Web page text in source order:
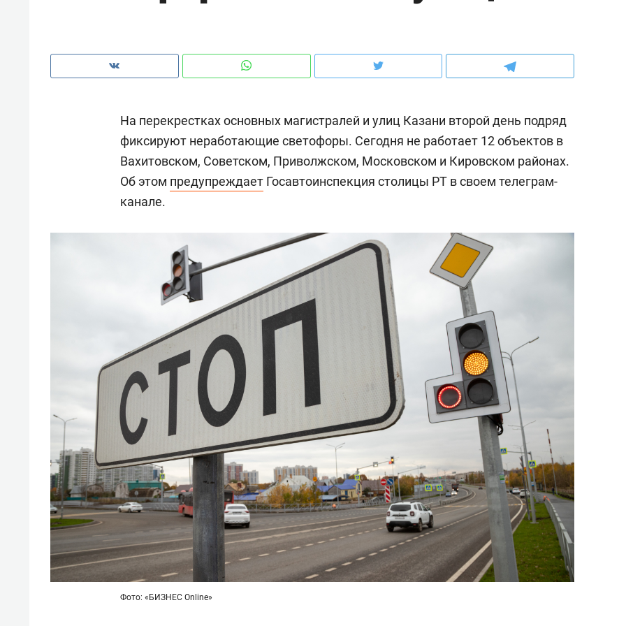
На перекрестках основных магистралей и улиц Казани второй день подряд
фиксируют неработающие светофоры. Сегодня не работает 12 объектов в
Вахитовском, Советском, Приволжском, Московском и Кировском районах.
Об этом предупреждает Госавтоинспекция столицы РТ в своем телеграм-
канале.
Фото: «БИЗНЕС Online»
Оставить шум за волной: как
строят тишину в казанском
Рекомендуем
Психотерапевт «Фороса»:
«Директорский невроз» –
когда человек не считает
свою сверхнагрузку
стрессом»
Рекомендуем
с мебелью за 2
для меня это